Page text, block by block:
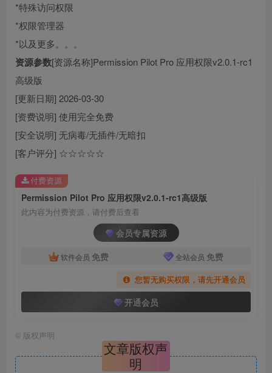
*特殊访问权限
*权限管理器
*以及更多。。。
资源参数[资源名称]Permission Pilot Pro 应用权限v2.0.1-rc1
高级版
[更新日期] 2026-03-30
[资费说明] 使用完全免费
[安全说明] 无病毒/无插件/无暗扣
[客户评分] ☆☆☆☆☆
Permission Pilot Pro 应用权限v2.0.1-rc1高级版
此内容为付费资源，请付费后查看
会员专属资源
软件会员 免费 全站会员 免费
您暂无购买权限，请先开通会员
开通会员
付费资源
© 版权声明
文章版权声
明